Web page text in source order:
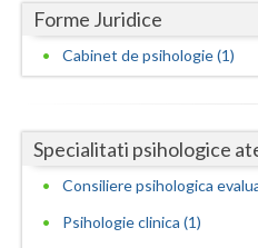
Neamt
Salaj
Forme Juridice
Cabinet de psihologie (1)
Specialitati psihologice
Consiliere psihologica
Psihologie clinica (1)